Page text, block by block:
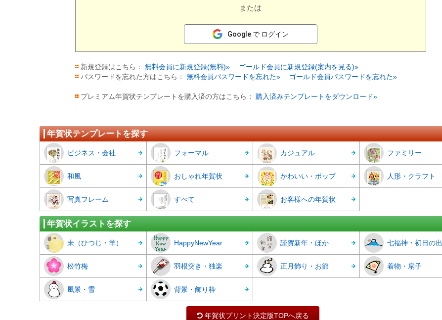
または
Google で ログイン
新規登録はこちら： 無料会員に新規登録(無料)»
ゴールド会員に新規登録(案内を見る)»
パスワードを忘れた方はこちら： 無料会員パスワードを忘れた» ゴールド会員パスワードを忘れた»
プレミアム年賀状テンプレートを購入済の方はこちら： 購入済みテンプレートをダウンロード»
年賀状テンプレートを探す
ビジネス・会社 フォーマル カジュアル ファミリー
和風 おしゃれ年賀状 かわいい・ポップ 人形・クラフト
写真フレーム すべて お客様への年賀状
年賀状イラストを探す
未（ひつじ・羊） HappyNewYear 謹賀新年・ほか 七福神・初日の出
松竹梅 羽根突き・独楽 正月飾り・お節 着物・扇子
風景・雪 背景・飾り枠
年賀状プリント決定版TOPへ戻る